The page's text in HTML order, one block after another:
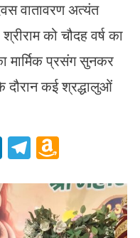
वातावरण अत्यंत
को चौदह वर्ष का
मार्मिक प्रसंग सुनकर
दौरान कई श्रद्धालुओं
LinkedIn
Telegram
List